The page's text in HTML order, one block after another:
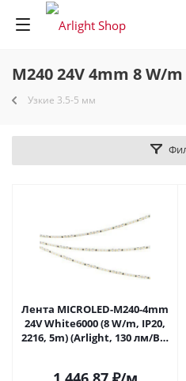
M240 24V 4mm 8 W/m
Узкие 3.5-5 мм
Лента MICROLED-M240-4mm
24V White6000 (8 W/m, IP20,
2216, 5m) (Arlight, 130 лм/Вт)